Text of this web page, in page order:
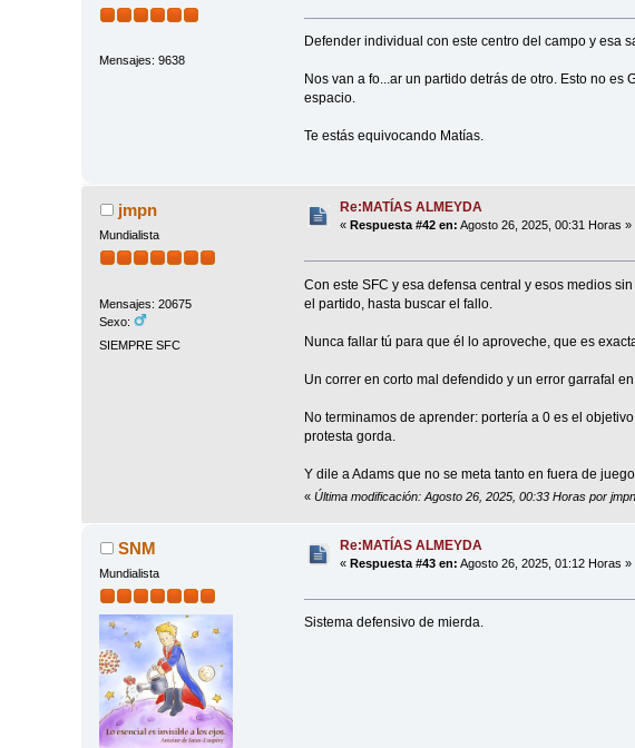
Mensajes: 9638
Defender individual con este centro del campo y esa
Nos van a fo...ar un partido detrás de otro. Esto no
espacio.
Te estás equivocando Matías.
jmpn
Mundialista
Mensajes: 20675
Sexo:
SIEMPRE SFC
Re:MATÍAS ALMEYDA
« Respuesta #42 en: Agosto 26, 2025, 00:31 Horas »
Con este SFC y esa defensa central y esos medios
el partido, hasta buscar el fallo.
Nunca fallar tú para que él lo aproveche, que es
Un correr en corto mal defendido y un error garrafal
No terminamos de aprender: portería a 0 es el
protesta gorda.
Y dile a Adams que no se meta tanto en fuera de juego
« Última modificación: Agosto 26, 2025, 00:33 Horas por jmpn
SNM
Mundialista
Re:MATÍAS ALMEYDA
«Respuesta #43 en: Agosto 26, 2025, 01:12 Horas »
Sistema defensivo de mierda.